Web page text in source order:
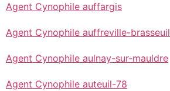
Agent Cynophile auffargis
Agent Cynophile auffreville-brasseuil
Agent Cynophile aulnay-sur-mauldre
Agent Cynophile auteuil-78